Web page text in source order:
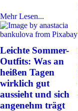
Mehr Lesen...
Leichte Sommer-
Outfits: Was an
heißen Tagen
wirklich gut
aussieht und sich
angenehm trägt